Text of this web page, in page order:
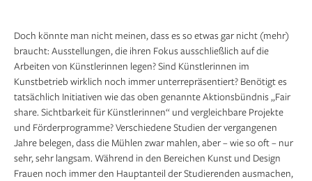
Doch könnte man nicht meinen, dass es so etwas gar nicht (mehr)
braucht: Ausstellungen, die ihren Fokus ausschließlich auf die
Arbeiten von Künstlerinnen legen? Sind Künstlerinnen im
Kunstbetrieb wirklich noch immer unterrepräsentiert? ­Benötigt es
tatsächlich Initiativen wie das oben genannte Aktionsbündnis „Fair
share. Sichtbarkeit für Künstlerinnen“ und vergleichbare Projekte
und Förderprogramme? Verschiedene Studien der vergangenen
Jahre belegen, dass die Mühlen zwar mahlen, aber – wie so oft – nur
sehr, sehr langsam. Während in den Bereichen Kunst und Design
Frauen noch immer den Hauptanteil der Studierenden ausmachen,